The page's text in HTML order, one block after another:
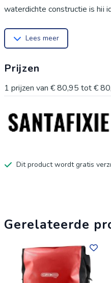
waterdichte constructie is hij
eenvoudige en stevige
rolsluiting vast te zetten en
extra zichtbaarheid. Deze
Lees meer
Prijzen
1 prijzen van € 80,95 tot€
Dit product wordt gratis
Gerelateerde